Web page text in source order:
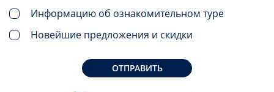
Информацию об ознакомительном туре
Новейшие предложения и скидки
ОТПРАВИТЬ